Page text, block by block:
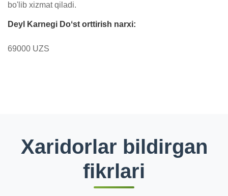
bo'lib xizmat qiladi.
Deyl Karnegi Doʻst orttirish narxi:
69000 UZS
Xaridorlar bildirgan
fikrlari